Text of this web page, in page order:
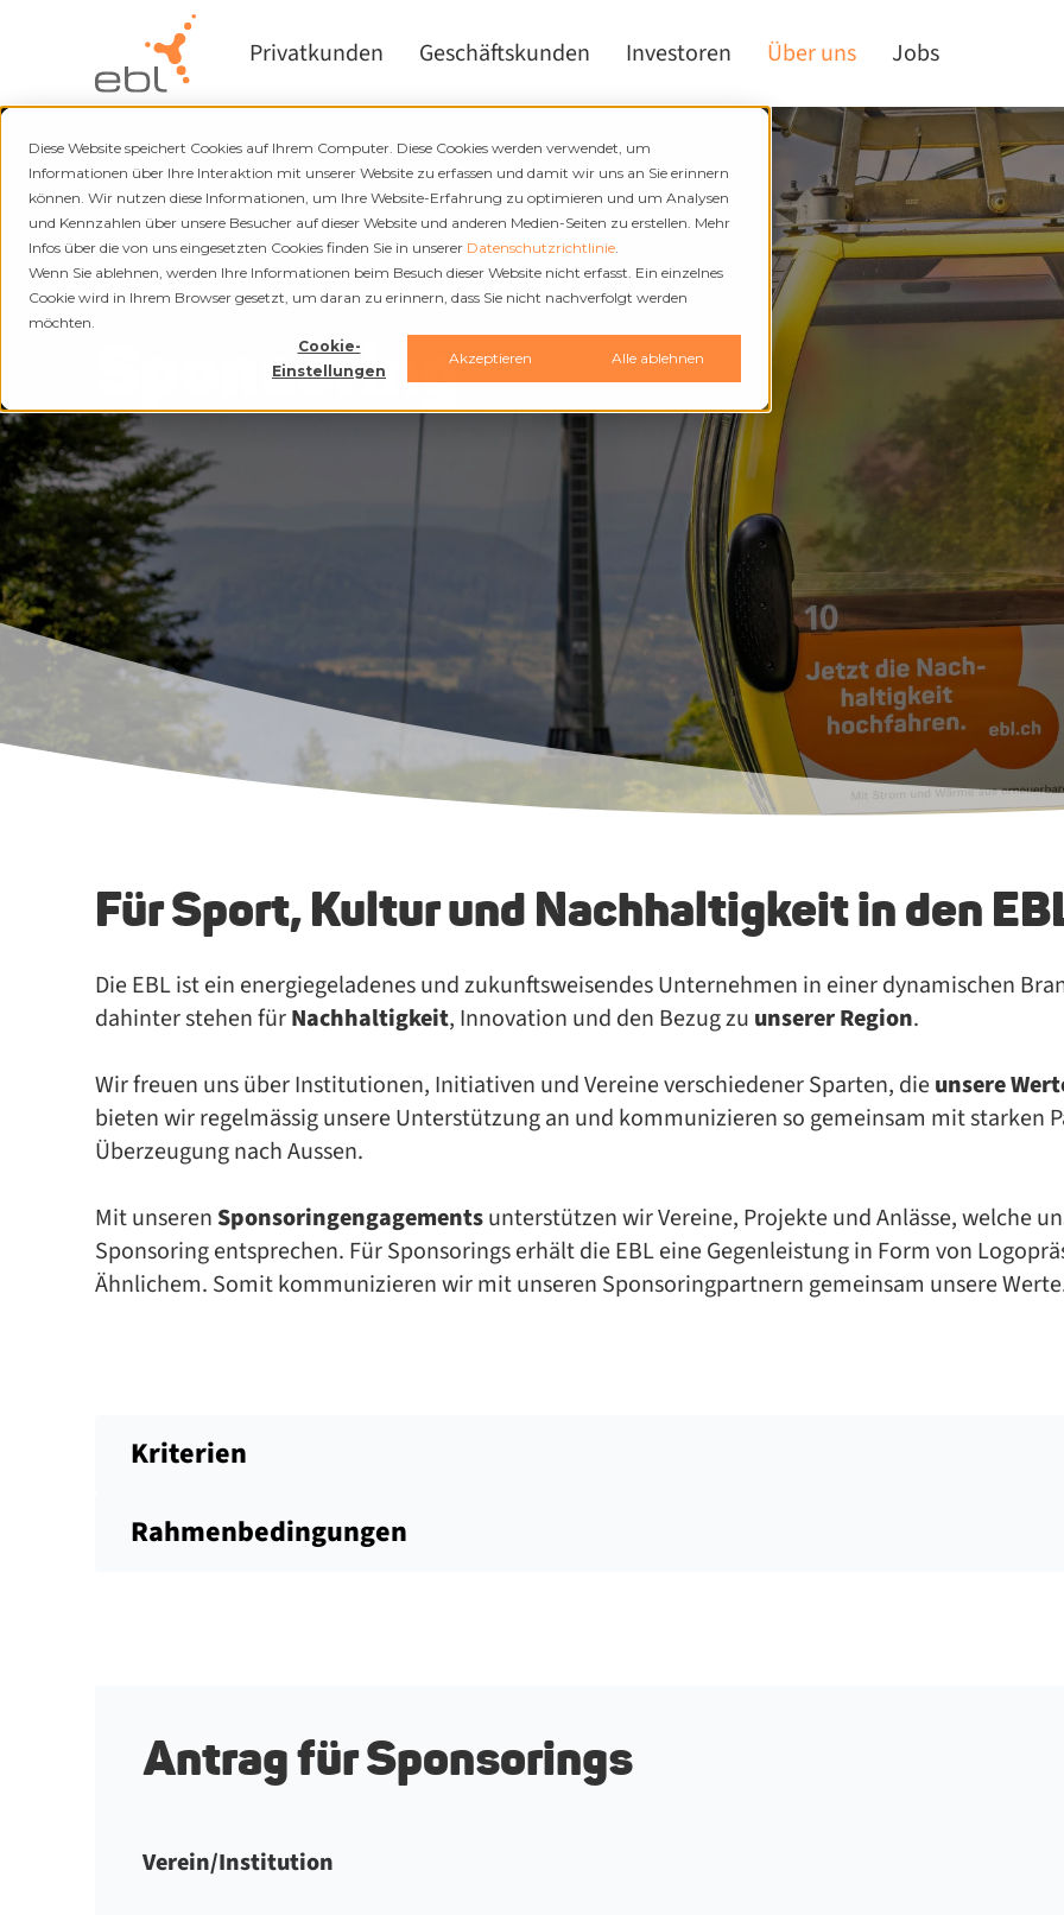
Diese Website speichert Cookies auf Ihrem Computer. Diese Cookies werden verwendet, um
Informationen über Ihre Interaktion mit unserer Website zu erfassen und damit wir uns an Sie erinnern
können. Wir nutzen diese Informationen, um Ihre Website-Erfahrung zu optimieren und um Analysen
und Kennzahlen über unsere Besucher auf dieser Website und anderen Medien-Seiten zu erstellen. Mehr
Infos über die von uns eingesetzten Cookies finden Sie in unserer Datenschutzrichtlinie.
Wenn Sie ablehnen, werden Ihre Informationen beim Besuch dieser Website nicht erfasst. Ein einzelnes
Cookie wird in Ihrem Browser gesetzt, um daran zu erinnern, dass Sie nicht nachverfolgt werden
möchten.
Cookie-
Einstellungen
Akzeptieren Alle ablehnen
Privatkunden Geschäftskunden Investoren Über uns Jobs
Unternehmen
Sponsoring
Für Sport, Kul­tur und Nach­hal­tig­keit in den
Die EBL ist ein energiegeladenes und zukunftsweisendes Unternehmen in einer dynamischen
dahinter stehen fürNachhaltigkeit, Innovation und den Bezug zu unserer Region.
Wir freuen uns über Institutionen, Initiativen und Vereine verschiedener Sparten, dieunsere
bieten wir regelmässig unsere Unterstützung an und kommunizieren so gemeinsam mit starken
Überzeugung nach Aussen.
Mit un­se­renSponsoringengagementsun­ter­stüt­zen wir Ver­ei­ne, Pro­jek­te und An­läs­se, wel­che
Spon­so­ring ent­spre­chen. Für Spon­so­rings er­hält die EBL eine Ge­gen­leis­tung in Form von
Ähn­li­chem. So­mit kom­mu­ni­zie­ren wir mit un­se­ren Spon­so­ring­part­nern ge­mein­sam un­se­re
Kriterien
Rahmenbedingungen
Antrag für Sponsorings
Verein/Institution